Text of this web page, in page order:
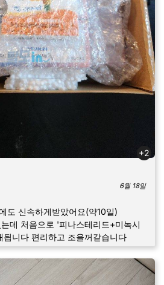
+2
6월 18일
도 신속하게받았어요(약10일)
데 처음으로 '피나스테리드+미녹시
니다 편리하고 조을꺼같습니다